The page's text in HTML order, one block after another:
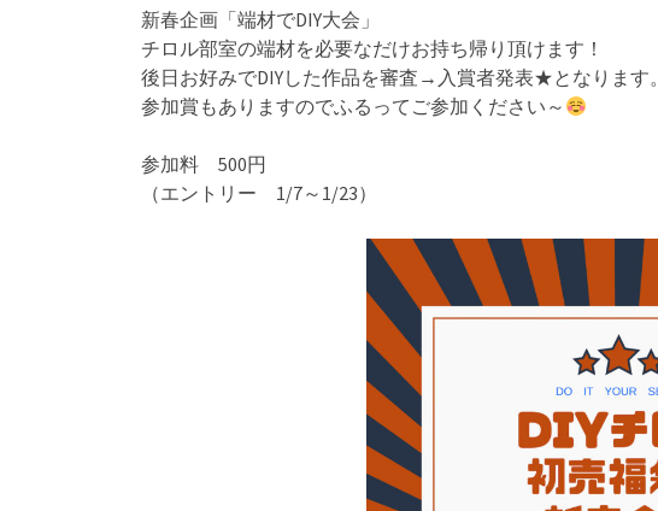
新春企画「端材でDIY大会」
チロル部室の端材を必要なだけお持ち帰り頂けます！
後日お好みでDIYした作品を審査→入賞者発表★となります。
参加賞もありますのでふるってご参加ください～
参加料 500円
（エントリー 1/7～1/23）